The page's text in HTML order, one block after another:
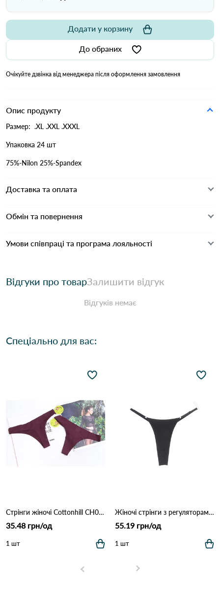
До обраних
Додати у корзину
Очікуйте дзвінка від менеджера після оформлення замовлення
Опис продукту
Размер: .XL .XXL .XXXL
Упаковка 24 шт
75%-Nilon 25%-Spandex
Доставка та оплата
Обмін та повернення
Умови співпраці та програма лояльності
Відгуки про товарЗалишити відгук
Відгуків немає
Спеціально для вас:
Стрінги жіночі Cottonhill CH0610 Марсала
35.48 грн/од
1 шт
Жіночі стрінги з регуляторами 1501 Чорний
55.19 грн/од
1 шт